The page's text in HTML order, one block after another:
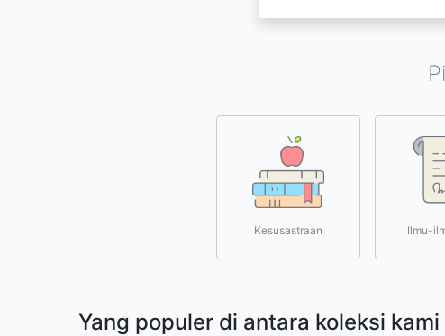
Kesusastraan Ilmu-
Yang populer di antara koleksi kami